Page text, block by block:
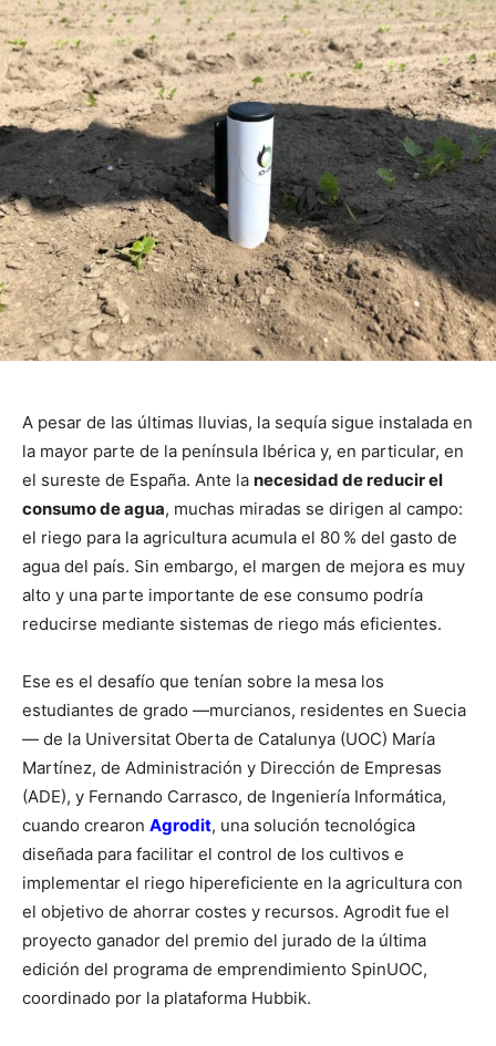
A pesar de las últimas lluvias, la sequía sigue instalada en
la mayor parte de la península Ibérica y, en particular, en
el sureste de España. Ante la necesidad de reducir el
consumo de agua, muchas miradas se dirigen al campo:
el riego para la agricultura acumula el 80 % del gasto de
agua del país. Sin embargo, el margen de mejora es muy
alto y una parte importante de ese consumo podría
reducirse mediante sistemas de riego más eficientes.
Ese es el desafío que tenían sobre la mesa los
estudiantes de grado —murcianos, residentes en Suecia
— de la Universitat Oberta de Catalunya (UOC) María
Martínez, de Administración y Dirección de Empresas
(ADE), y Fernando Carrasco, de Ingeniería Informática,
cuando crearon Agrodit, una solución tecnológica
diseñada para facilitar el control de los cultivos e
implementar el riego hipereficiente en la agricultura con
el objetivo de ahorrar costes y recursos. Agrodit fue el
proyecto ganador del premio del jurado de la última
edición del programa de emprendimiento SpinUOC,
coordinado por la plataforma Hubbik.